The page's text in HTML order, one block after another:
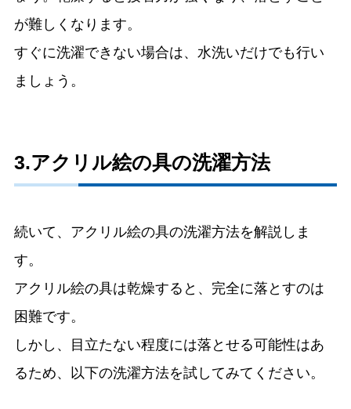
が難しくなります。
すぐに洗濯できない場合は、水洗いだけでも行い
ましょう。
3.アクリル絵の具の洗濯方法
続いて、アクリル絵の具の洗濯方法を解説しま
す。
アクリル絵の具は乾燥すると、完全に落とすのは
困難です。
しかし、目立たない程度には落とせる可能性はあ
るため、以下の洗濯方法を試してみてください。